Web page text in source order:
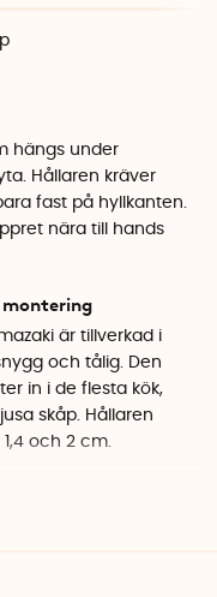
hängs under
Hållaren kräver
fast på hyllkanten.
nära till hands
montering
är tillverkad i
och tålig. Den
in i de flesta kök,
skåp. Hållaren
och 2 cm.